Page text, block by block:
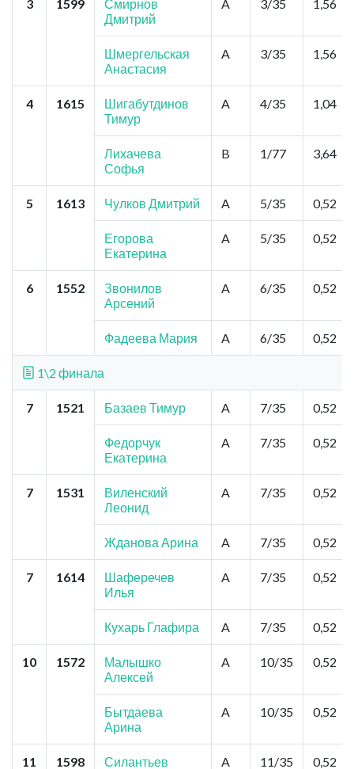
3 1599
Смирнов
Дмитрий
A 3/35 1,56
Шмергельская
Анастасия
A 3/35 1,56
4 1615
Шигабутдинов
Тимур
A 4/35 1,04
Лихачева
Софья
B 1/77 3,64
5 1613 Чулков Дмитрий A 5/35 0,52
Егорова
Екатерина
A 5/35 0,52
6 1552
Звонилов
Арсений
A 6/35 0,52
Фадеева Мария A 6/35 0,52
1\2 финала
7 1521 Базаев Тимур A 7/35 0,52
Федорчук
Екатерина
A 7/35 0,52
7 1531
Виленский
Леонид
A 7/35 0,52
Жданова Арина A 7/35 0,52
7 1614
Шаферечев
Илья
A 7/35 0,52
Кухарь Глафира A 7/35 0,52
10 1572
Малышко
Алексей
A 10/35 0,52
Бытдаева
Арина
A 10/35 0,52
11 1598 Силантьев A 11/35 0,52